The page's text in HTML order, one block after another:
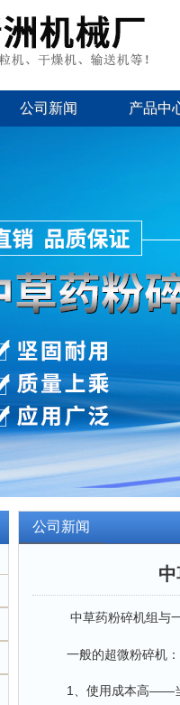
公司新闻 产品中
公司新闻
中草药粉碎机组与一
一般的超微粉碎机：
1、使用成本高——当